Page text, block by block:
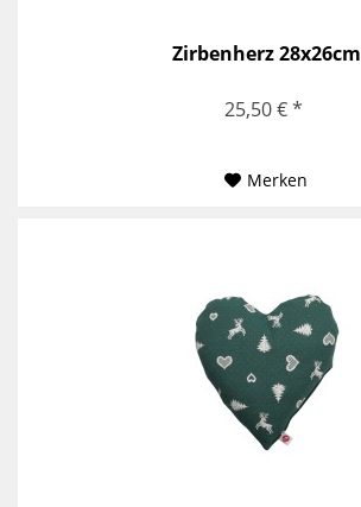
Zirbenherz 28x26cm
25,50 € *
Merken